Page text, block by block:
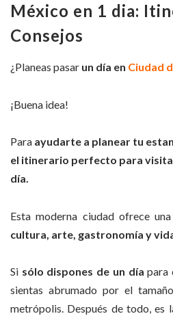
México en 1 dia:
Consejos
¿Planeas pasar un día en Ciudad
¡Buena idea!
Para ayudarte a planear tu
el itinerario perfecto para
día.
Esta moderna ciudad ofrece
cultura, arte, gastronomía y
Si sólo dispones de un díapara
sientas abrumado por el
metrópolis. Después de todo, es